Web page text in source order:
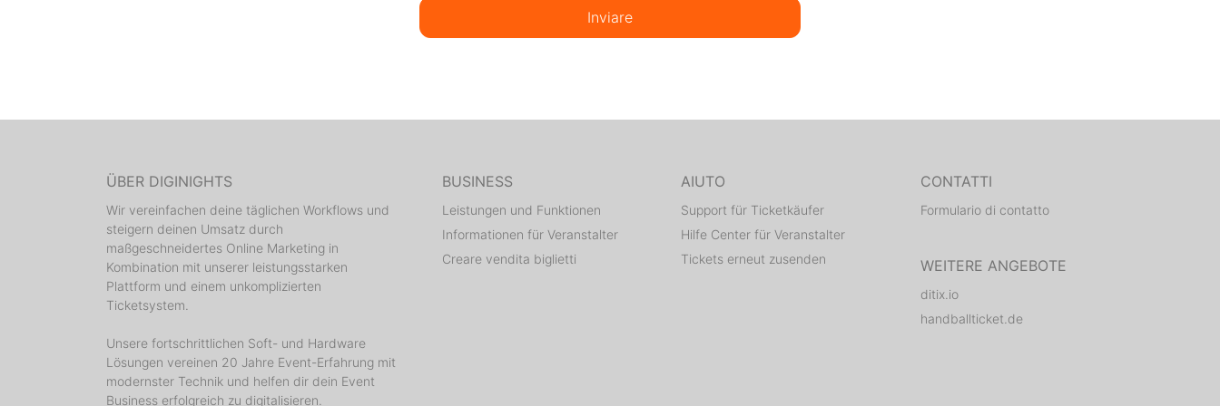
Inviare
ÜBER DIGINIGHTS
Wir vereinfachen deine täglichen Workflows und
steigern deinen Umsatz durch
maßgeschneidertes Online Marketing in
Kombination mit unserer leistungsstarken
Plattform und einem unkomplizierten
Ticketsystem.
Unsere fortschrittlichen Soft- und Hardware
Lösungen vereinen 20 Jahre Event-Erfahrung mit
modernster Technik und helfen dir dein Event
Business erfolgreich zu digitalisieren.
BUSINESS
Leistungen und Funktionen
Informationen für Veranstalter
Creare vendita biglietti
AIUTO
Support für Ticketkäufer
Hilfe Center für Veranstalter
Tickets erneut zusenden
CONTATTI
Formulario di contatto
WEITERE ANGEBOTE
ditix.io
handballticket.de